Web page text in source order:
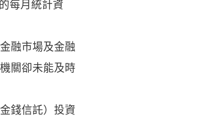
每月統計資
融市場及金融
關卻未能及時
錢信託）投資